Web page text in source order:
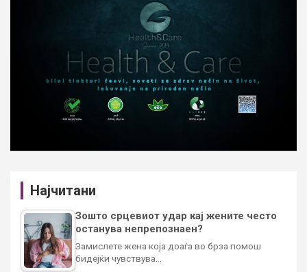
Најчитани
Зошто срцевиот удар кај жените често
останува непрепознаен?
Замислете жена која доаѓа во брза помош
бидејќи чувствува…